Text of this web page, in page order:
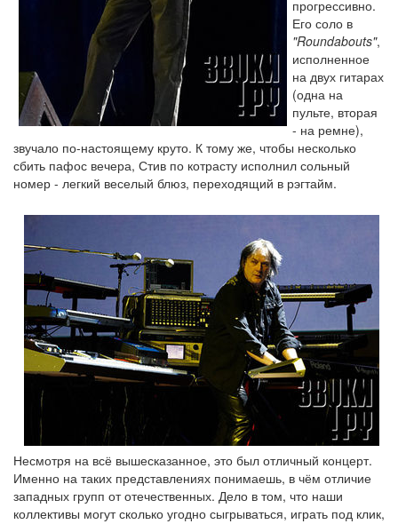
прогрессивно.
Его соло в
"Roundabouts",
исполненное
на двух гитарах
(одна на
пульте, вторая
- на ремне),
звучало по-настоящему круто. К тому же, чтобы несколько
сбить пафос вечера, Стив по котрасту исполнил сольный
номер - легкий веселый блюз, переходящий в рэгтайм.
Несмотря на всё вышесказанное, это был отличный концерт.
Именно на таких представлениях понимаешь, в чём отличие
западных групп от отечественных. Дело в том, что наши
коллективы могут сколько угодно сыгрываться, играть под клик,